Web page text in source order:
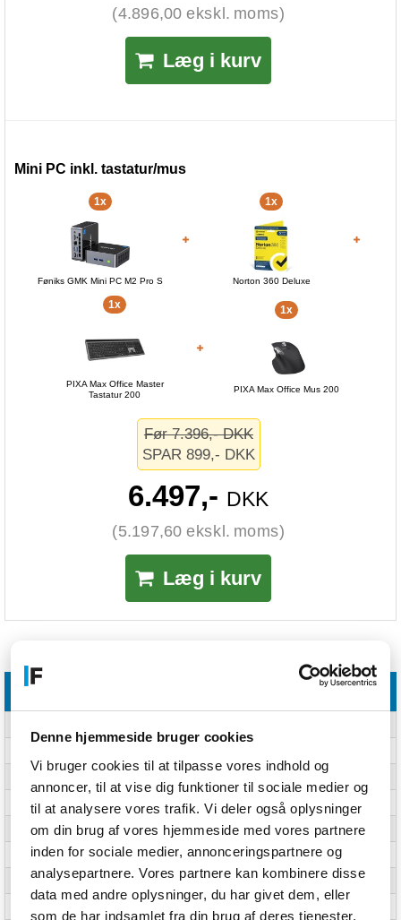
Denne hjemmeside bruger cookies
Vi bruger cookies til at tilpasse vores indhold og
annoncer, til at vise dig funktioner til sociale medier og
til at analysere vores trafik. Vi deler også oplysninger
om din brug af vores hjemmeside med vores partnere
inden for sociale medier, annonceringspartnere og
analysepartnere. Vores partnere kan kombinere disse
data med andre oplysninger, du har givet dem, eller
som de har indsamlet fra din brug af deres tjenester.
(4.896,00 ekskl. moms)
Læg i kurv
Mini PC inkl. tastatur/mus
1x
Føniks GMK Mini PC M2 Pro S
1x
Norton 360 Deluxe
1x
PIXA Max Office Master
Tastatur 200
1x
PIXA Max Office Mus 200
Før 7.396,- DKK
SPAR 899,- DKK
6.497,- DKK
(5.197,60 ekskl. moms)
Læg i kurv
DDR (RAM) DDR4
SSD Kapacitet 512 GB
Trådløs forbindelse Ja
Styresystem Windows 11 Pro